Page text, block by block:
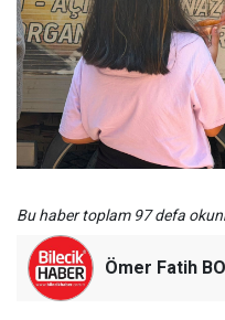
Bu haber toplam 97 defa
Ömer Fatih